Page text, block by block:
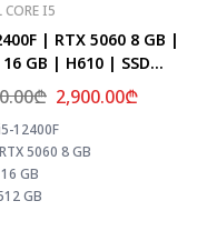
156
101
119
CORE I5
| RTX 5060 8 GB |
16 GB | H610 | SSD
₾ 2,900.00₾
12400F
RTX 5060 8 GB
16 GB
GB